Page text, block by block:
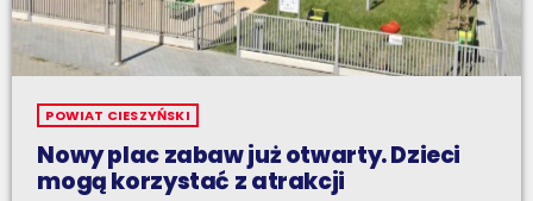
POWIAT CIESZYŃSKI
Nowy plac zabaw już otwarty. Dzieci
mogą korzystać z atrakcji